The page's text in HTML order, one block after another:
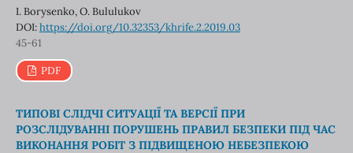
I. Borysenko, O. Bululukov
DOI:https://doi.org/10.32353/khrife.2.2019.03
45-61
PDF
ТИПОВІ СЛІДЧІ СИТУАЦІЇ ТА ВЕРСІЇ ПРИ
РОЗСЛІДУВАННІ ПОРУШЕНЬ ПРАВИЛ БЕЗПЕКИ ПІД ЧАС
ВИКОНАННЯ РОБІТ З ПІДВИЩЕНОЮ НЕБЕЗПЕКОЮ